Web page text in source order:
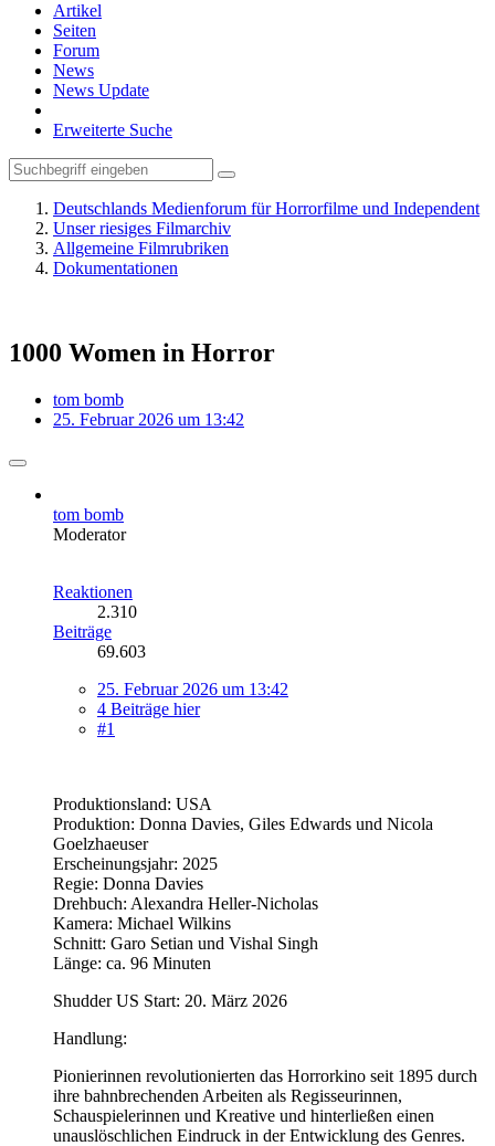
Artikel
Seiten
Forum
News
News Update
Erweiterte Suche
Deutschlands Medienforum für Horrorfilme und Independent
Unser riesiges Filmarchiv
Allgemeine Filmrubriken
Dokumentationen
1000 Women in Horror
tom bomb
25. Februar 2026 um 13:42
tom bomb
Moderator
Reaktionen
2.310
Beiträge
69.603
25. Februar 2026 um 13:42
4 Beiträge hier
#1
Produktionsland: USA
Produktion: Donna Davies, Giles Edwards und Nicola
Goelzhaeuser
Erscheinungsjahr: 2025
Regie: Donna Davies
Drehbuch: Alexandra Heller-Nicholas
Kamera: Michael Wilkins
Schnitt: Garo Setian und Vishal Singh
Länge: ca. 96 Minuten
Shudder US Start: 20. März 2026
Handlung:
Pionierinnen revolutionierten das Horrorkino seit 1895 durch
ihre bahnbrechenden Arbeiten als Regisseurinnen,
Schauspielerinnen und Kreative und hinterließen einen
unauslöschlichen Eindruck in der Entwicklung des Genres.